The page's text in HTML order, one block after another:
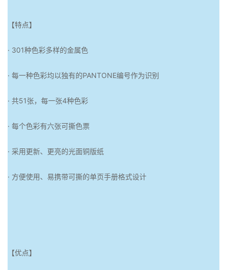
【特点】
· 301种色彩多样的金属色
· 每一种色彩均以独有的PANTONE编号作为识别
· 共51张，每一张4种色彩
· 每个色彩有六张可撕色票
· 采用更新、更亮的光面铜版纸
· 方便使用、易携带可撕的单页手册格式设计
【优点】